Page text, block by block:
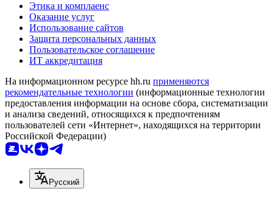
Этика и комплаенс
Оказание услуг
Использование сайтов
Защита персональных данных
Пользовательское соглашение
ИТ аккредитация
На информационном ресурсе hh.ru применяются
рекомендательные технологии (информационные технологии
предоставления информации на основе сбора, систематизации
и анализа сведений, относящихся к предпочтениям
пользователей сети «Интернет», находящихся на территории
Российской Федерации)
Русский